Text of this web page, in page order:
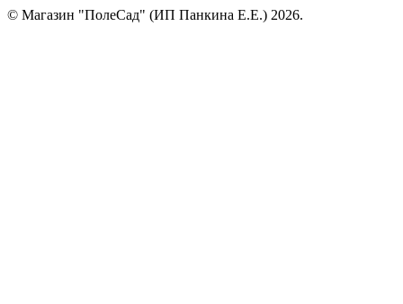
© Магазин "ПолеСад" (ИП Панкина Е.Е.) 2026.